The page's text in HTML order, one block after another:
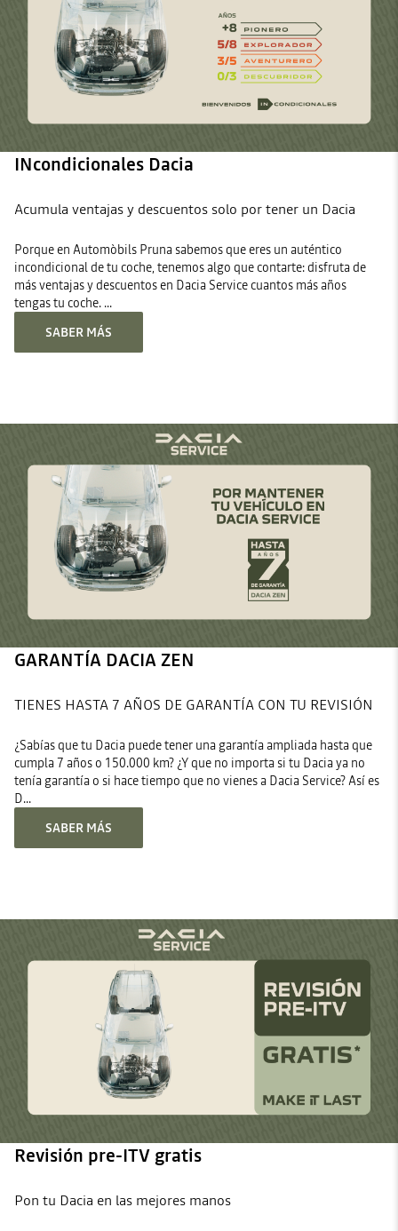
INcondicionales Dacia
Acumula ventajas y descuentos solo por tener un Dacia
Porque en Automòbils Pruna sabemos que eres un auténtico
incondicional de tu coche, tenemos algo que contarte: disfruta de
más ventajas y descuentos en Dacia Service cuantos más años
tengas tu coche. ...
SABER MÁS
GARANTÍA DACIA ZEN
TIENES HASTA 7 AÑOS DE GARANTÍA CON TU REVISIÓN
¿Sabías que tu Dacia puede tener una garantía ampliada hasta que
cumpla 7 años o 150.000 km? ¿Y que no importa si tu Dacia ya no
tenía garantía o si hace tiempo que no vienes a Dacia Service? Así es
D...
SABER MÁS
Revisión pre-ITV gratis
Pon tu Dacia en las mejores manos